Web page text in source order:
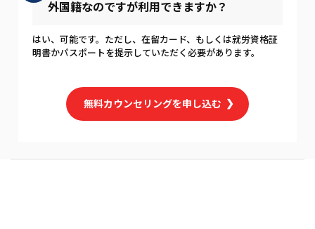
外国籍なのですが利用できますか？
はい、可能です。ただし、在留カード、もしくは就労資格証
明書かパスポートを提示していただく必要があります。
無料カウンセリングを申し込む